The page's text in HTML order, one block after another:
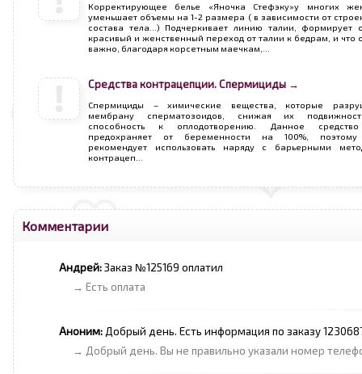
Корректирующее белье «Яночка Стефэку»у многих
уменьшает объемы на 1-2 размера ( в зависимости от
состава тела…) Подчеркивает линию талии, формирует
красивый и женственный переход от талии к бедрам, и что
важно, благодаря корсетным маечкам,...
Средства контрацепции. Спермициды →
Спермициды – химические вещества, которые
мембрану сперматозоидов, снижая их
способность к оплодотворению. Данное
предохраняет от беременности на 100%,
рекомендует использовать наряду с барьерными
контрацеп...
Комментарии
Андрей:Заказ №125169 оплатил
→ Есть оплата
Аноним: Добрый день. Есть информация по заказу
→ Добрый день. Вы не правильно указали номер